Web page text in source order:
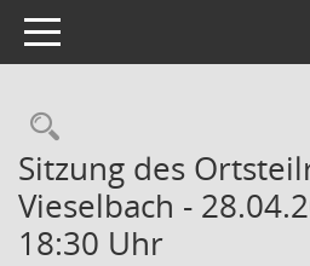
Toggle navigation
Rechercheauswahl
Sitzung des
Vieselbach -
18:30 Uhr